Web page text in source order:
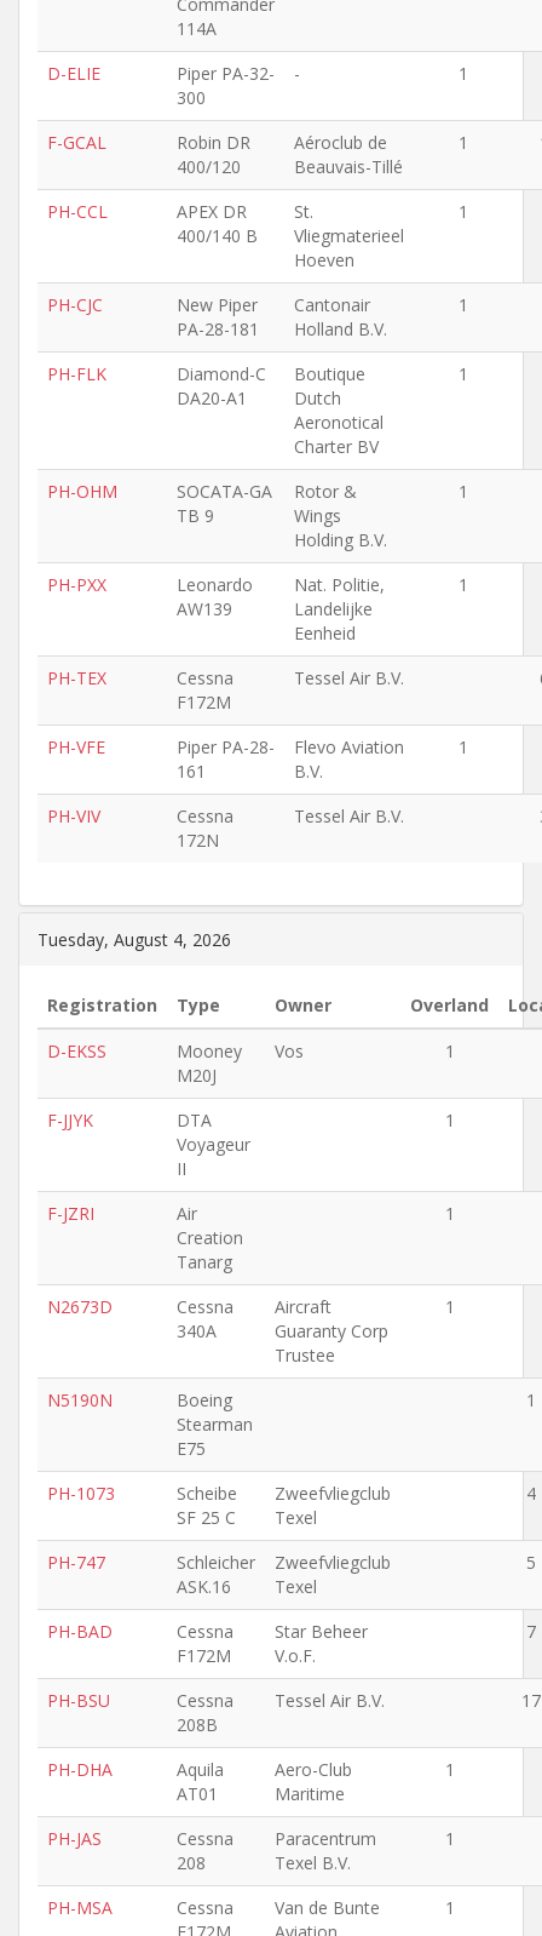
Commander
114A
D-ELIE
Piper PA-32-
300
- 1
F-GCAL
Robin DR
400/120
Aéroclub de
Beauvais-Tillé
1
PH-CCL
APEX DR
400/140 B
St.
Vliegmaterieel
Hoeven
1
PH-CJC
New Piper
PA-28-181
Cantonair
Holland B.V.
1
PH-FLK
Diamond-C
DA20-A1
Boutique
Dutch
Aeronotical
Charter BV
1
PH-OHM
SOCATA-GA
TB 9
Rotor &
Wings
Holding B.V.
1
PH-PXX
Leonardo
AW139
Nat. Politie,
Landelijke
Eenheid
1
PH-TEX
Cessna
F172M
Tessel Air B.V.
PH-VFE
Piper PA-28-
161
Flevo Aviation
B.V.
1
PH-VIV
Cessna
172N
Tessel Air B.V.
Tuesday, August 4, 2026
Registration Type Owner Overland
D-EKSS
Mooney
M20J
Vos 1
F-JJYK
DTA
Voyageur
II
1
F-JZRI
Air
Creation
Tanarg
1
N2673D
Cessna
340A
Aircraft
Guaranty Corp
Trustee
1
N5190N
Boeing
Stearman
E75
1
PH-1073
Scheibe
SF 25 C
Zweefvliegclub
Texel
4
PH-747
Schleicher
ASK.16
Zweefvliegclub
Texel
5
PH-BAD
Cessna
F172M
Star Beheer
V.o.F.
7
PH-BSU
Cessna
208B
Tessel Air B.V. 17
PH-DHA
Aquila
AT01
Aero-Club
Maritime
1
PH-JAS
Cessna
208
Paracentrum
Texel B.V.
1
PH-MSA
Cessna
Van de Bunte
1